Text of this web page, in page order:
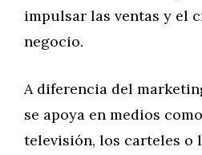
impulsar las ventas y el
negocio.
A diferencia del
se apoya en medios
televisión, los carteles o